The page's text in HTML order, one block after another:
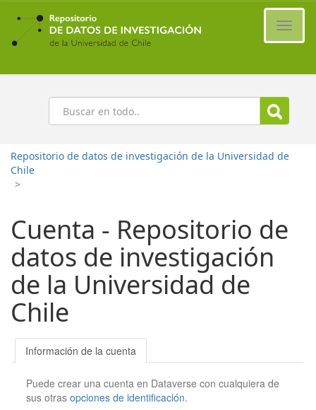
Ir
contenido
principal
Buscar
Repositorio de datos de investigación de la Universidad de
Chile
>
Cuenta - Repositorio de
datos de investigación
de la Universidad de
Chile
Información de la cuenta
Puede crear una cuenta en Dataverse con cualquiera de
sus otrasopciones de identificación.